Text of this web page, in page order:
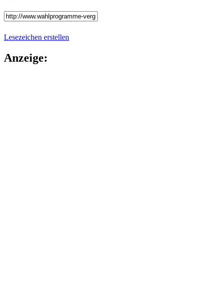
Lesezeichen erstellen
Anzeige: